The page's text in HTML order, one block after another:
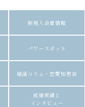
新規入会者情報
パワースポット
婚活コラム・恋愛知恵袋
成婚実績と
インタビュー